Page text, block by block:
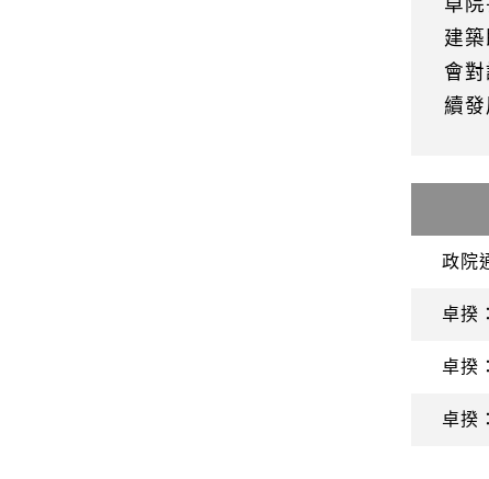
建
會
續發
政院
卓揆
卓揆
卓揆